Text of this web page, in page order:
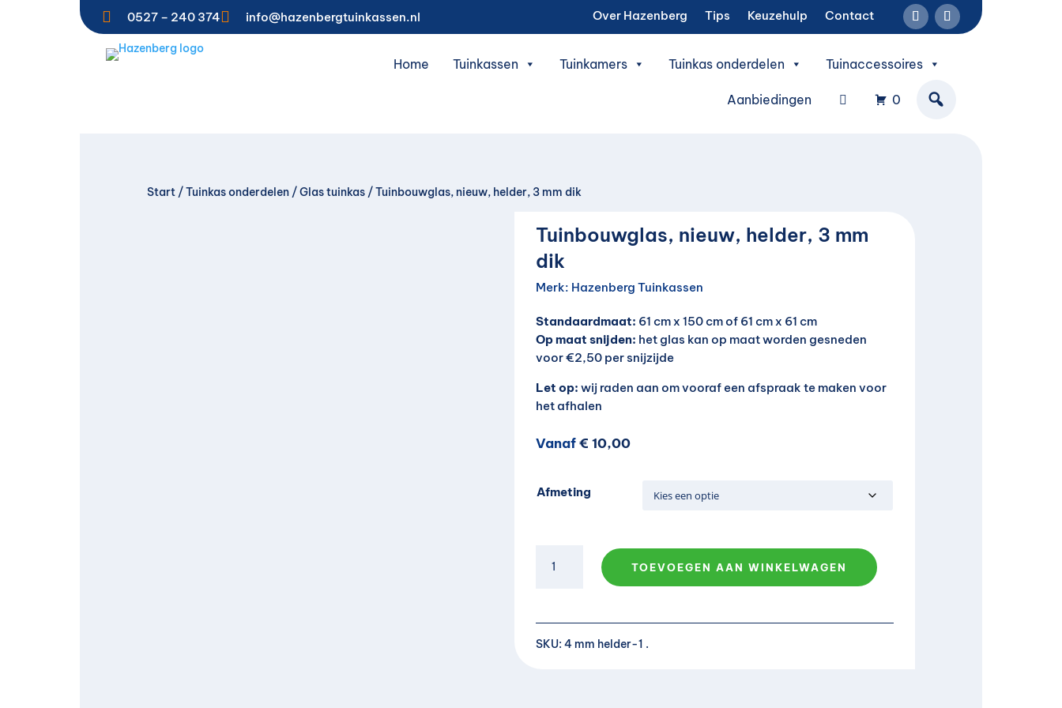
 0527 – 240 374 info@hazenbergtuinkassen.nl Over Hazenberg Tips Keuzehulp Contact
Home Tuinkassen Tuinkamers Tuinkas onderdelen Tuinaccessoires
Aanbiedingen 0
Start /Tuinkas onderdelen /Glas tuinkas / Tuinbouwglas, nieuw, helder, 3 mm dik
Tuinbouwglas, nieuw, helder, 3 mm
dik
Merk: Hazenberg Tuinkassen
Standaardmaat: 61 cm x 150 cm of 61 cm x 61 cm
Op maat snijden: het glas kan op maat worden gesneden
voor €2,50 per snijzijde
Let op:wij raden aan om vooraf een afspraak te maken voor
het afhalen
Vanaf€ 10,00
Afmeting
Tuinbouwglas,
nieuw,
mm
dik
TOEVOEGEN AAN WINKELWAGEN
e
SKU:4 mm helder-1